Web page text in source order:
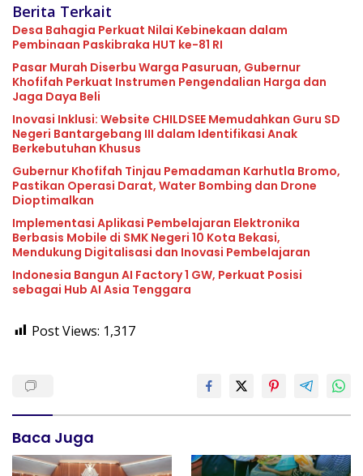
Berita Terkait
Desa Bahagia Perkuat Nilai Kebinekaan dalam
Pembinaan Paskibraka HUT ke-81 RI
Pasar Murah Diserbu Warga Pasuruan, Gubernur
Khofifah Perkuat Instrumen Pengendalian Harga dan
Jaga Daya Beli
Inovasi Inklusi: Website CHILDSEE Memudahkan Guru SD
Negeri Bantargebang III dalam Identifikasi Anak
Berkebutuhan Khusus
Gubernur Khofifah Tinjau Pemadaman Karhutla Bromo,
Pastikan Operasi Darat, Water Bombing dan Drone
Dioptimalkan
Implementasi Aplikasi Pembelajaran Elektronika
Berbasis Mobile di SMK Negeri 10 Kota Bekasi,
Mendukung Digitalisasi dan Inovasi Pembelajaran
Indonesia Bangun AI Factory 1 GW, Perkuat Posisi
sebagai Hub AI Asia Tenggara
Post Views: 1,317
Baca Juga